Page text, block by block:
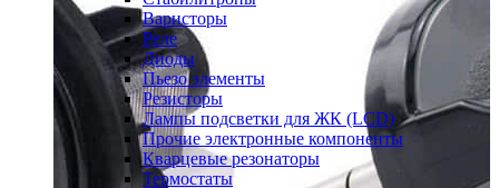
Варисторы
Реле
Диоды
Пьезо элементы
Резисторы
Лампы подсветки для ЖК (LCD)
Прочие электронные компоненты
Кварцевые резонаторы
Термостаты